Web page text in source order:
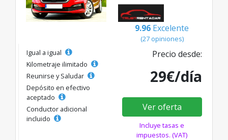
9.96 Excelente
(27 opiniones)
Igual a igual
Kilometraje ilimitado
Reunirse y Saludar
Depósito en efectivo
aceptado
Conductor adicional
incluido
Precio desde:
29€/día
Ver oferta
Incluye tasas e
impuestos. (VAT)